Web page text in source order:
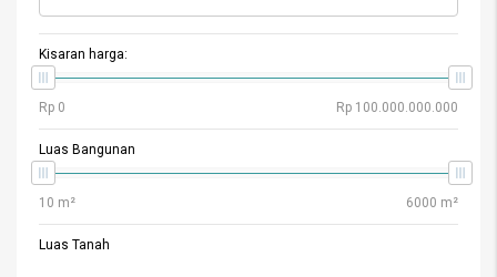
Kisaran harga:
Luas Bangunan
Luas Tanah